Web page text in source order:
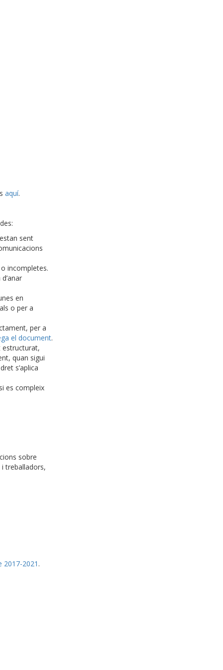
aquí.
sent
incompletes.
en
o per a
per a
el document.
estructurat,
quan sigui
s’aplica
es compleix
sobre
treballadors,
2017-2021 .